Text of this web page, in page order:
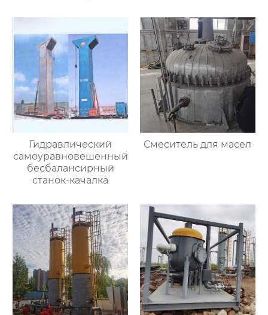
Гидравлический
самоуравновешенный
бесбалансирный
станок-качалка
Смеситель для масел